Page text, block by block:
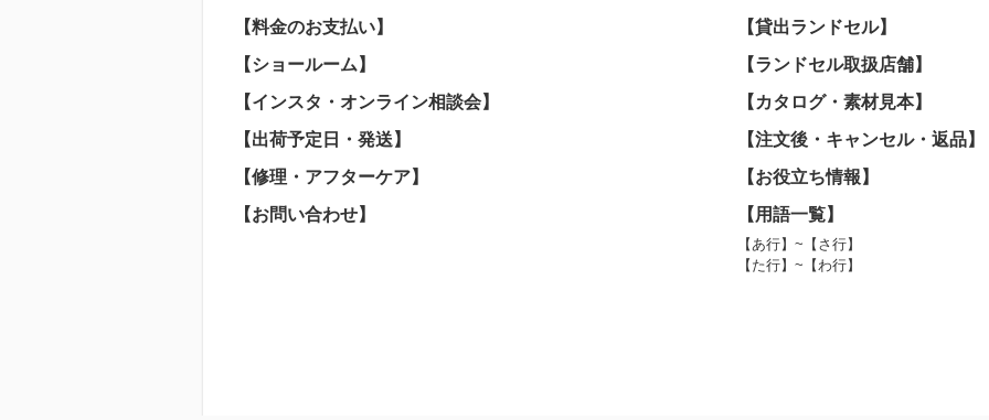
【料金のお支払い】
【貸出ランドセル】
【ショールーム】
【ランドセル取扱店舗】
【インスタ・オンライン相談会】
【カタログ・素材見本】
【出荷予定日・発送】
【注文後・キャンセル・返品】
【修理・アフターケア】
【お役立ち情報】
【お問い合わせ】
【用語一覧】
【あ行】~【さ行】
【た行】~【わ行】